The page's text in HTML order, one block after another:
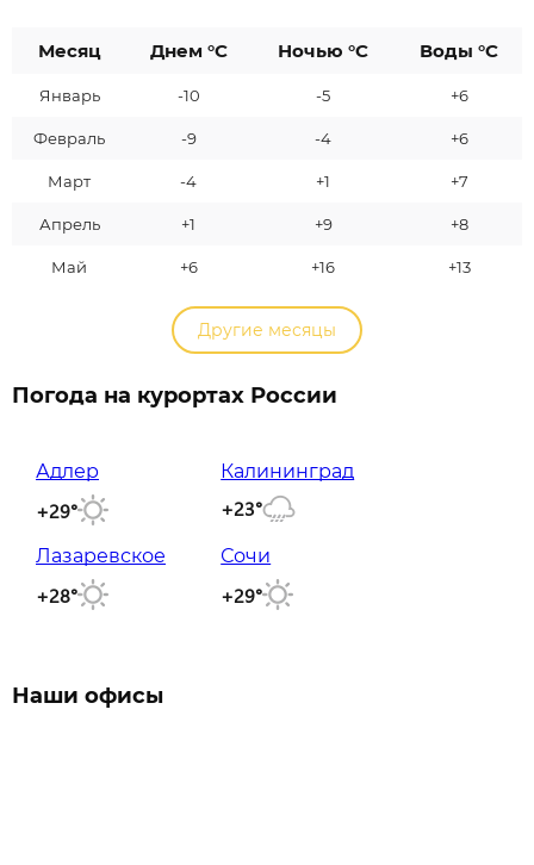
Месяц Днем °C Ночью °C Воды °C
Январь -10 -5 +6
Февраль -9 -4 +6
Март -4 +1 +7
Апрель +1 +9 +8
Май +6 +16 +13
Другие месяцы
Погода на курортах России
Адлер
+29°
Калининград
+23°
Лазаревское
+28°
Сочи
+29°
Наши офисы